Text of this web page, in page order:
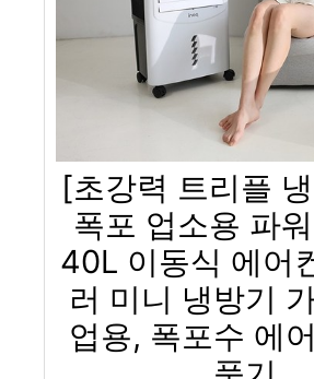
[초강력 트리플
폭포 업소용 파
40L 이동식 에어
러 미니 냉방기
업용, 폭포수 에